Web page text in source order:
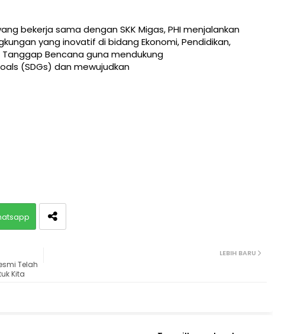
bekerja sama dengan SKK Migas, PHI menjalankan
yang inovatif di bidang Ekonomi, Pendidikan,
Bencana guna mendukung
(SDGs) dan mewujudkan
LEBIH BARU
Telah
Kita